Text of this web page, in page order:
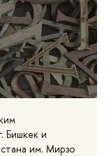
Бишкек и
им. Мирзо